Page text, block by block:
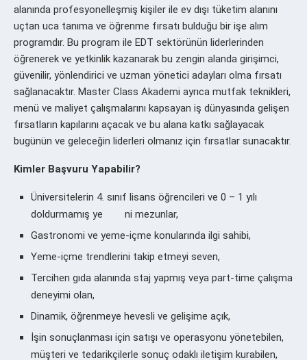
alanında profesyonelleşmiş kişiler ile ev dışı tüketim alanını
uçtan uca tanıma ve öğrenme fırsatı bulduğu bir işe alım
programdır. Bu program ile EDT sektörünün liderlerinden
öğrenerek ve yetkinlik kazanarak bu zengin alanda girişimci,
güvenilir, yönlendirici ve uzman yönetici adayları olma fırsatı
sağlanacaktır. Master Class Akademi ayrıca mutfak teknikleri,
menü ve maliyet çalışmalarını kapsayan iş dünyasında gelişen
fırsatların kapılarını açacak ve bu alana katkı sağlayacak
bugünün ve geleceğin liderleri olmanız için fırsatlar sunacaktır.
Kimler Başvuru Yapabilir?
Üniversitelerin 4. sınıf lisans öğrencileri ve 0 – 1 yılı
doldurmamış ye ni mezunlar,
Gastronomi ve yeme-içme konularında ilgi sahibi,
Yeme-içme trendlerini takip etmeyi seven,
Tercihen gıda alanında staj yapmış veya part-time çalışma
deneyimi olan,
Dinamik, öğrenmeye hevesli ve gelişime açık,
İşin sonuçlanması için satışı ve operasyonu yönetebilen,
müşteri ve tedarikçilerle sonuç odaklı iletişim kurabilen,